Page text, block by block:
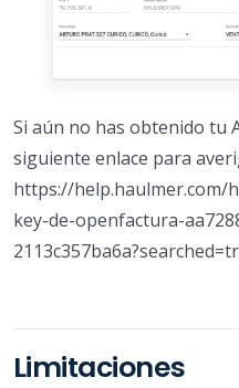
Si aún no has obtenido tu
siguiente enlace para
https://help.haulmer.com/
key-de-openfactura-
Limitaciones